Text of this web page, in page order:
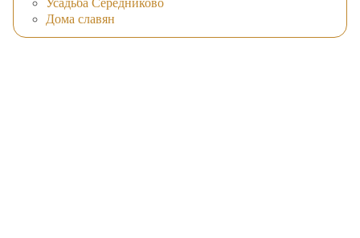
Усадьба Середниково
Дома славян